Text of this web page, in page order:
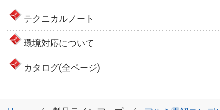
テクニカルノート
環境対応について
カタログ(全ページ)